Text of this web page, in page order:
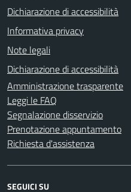
Dichiarazione di accessibilità
Informativa privacy
Note legali
Dichiarazione di accessibilità
Amministrazione trasparente
Leggi le FAQ
Segnalazione disservizio
Prenotazione appuntamento
Richiesta d'assistenza
SEGUICI SU